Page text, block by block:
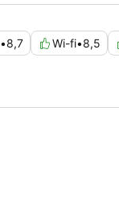
•8,7 Wi-fi•8,5